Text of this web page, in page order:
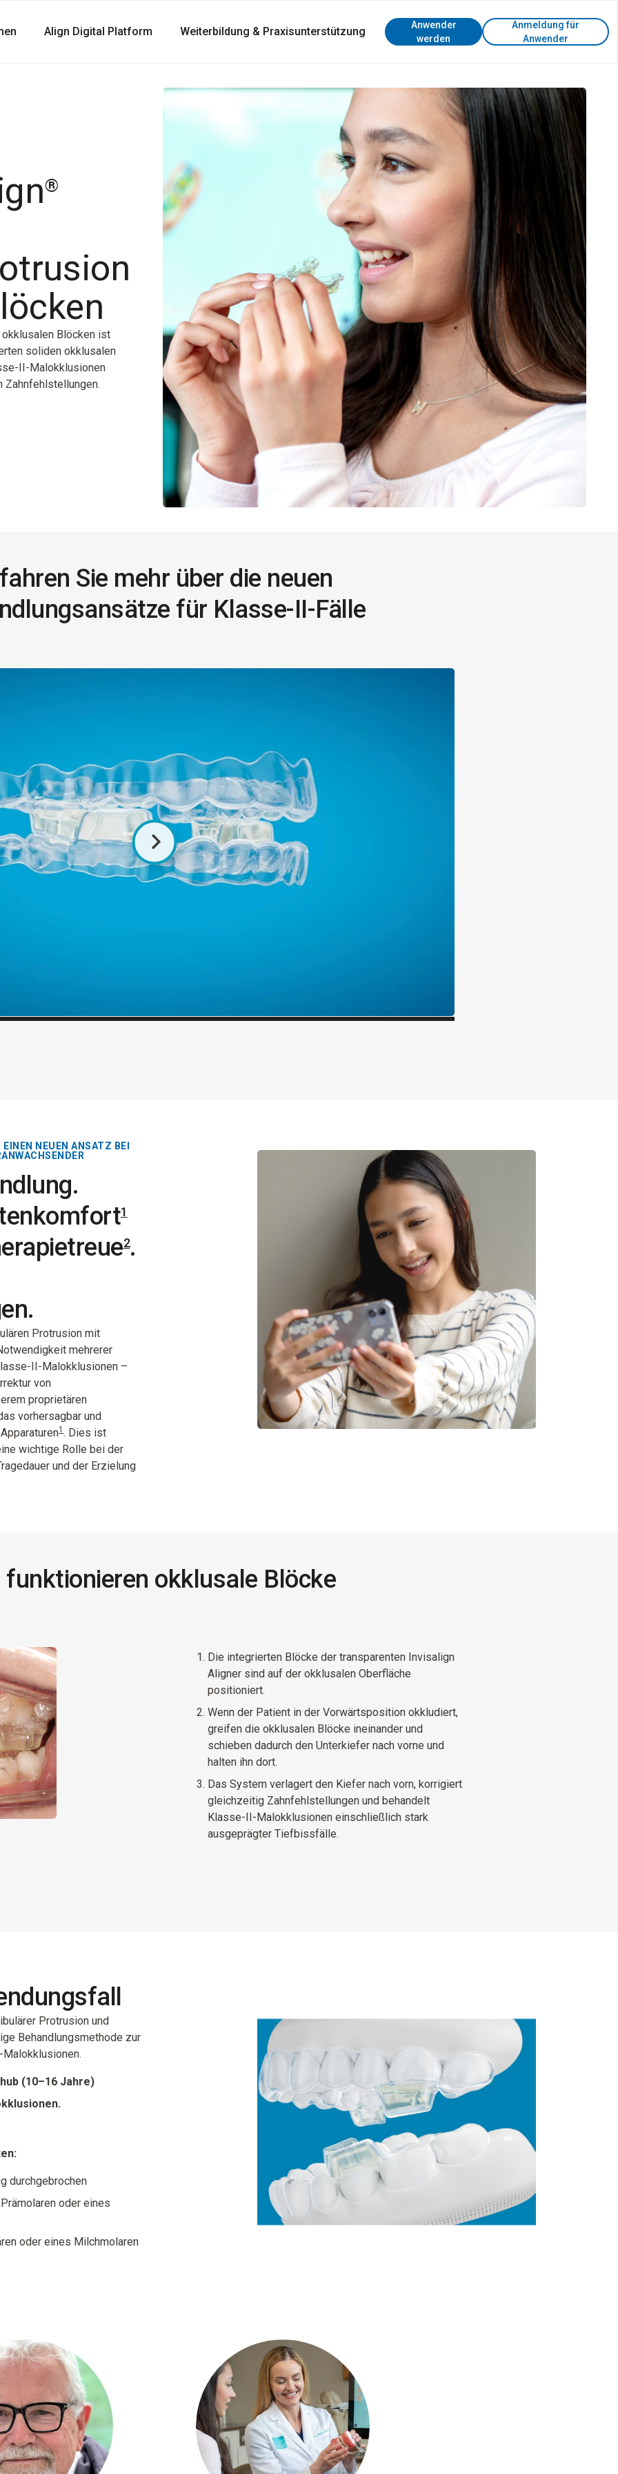
Align Digital Platform Weiterbildung & Praxisunterstützung
Anwender
werden
Anmeldung für
Anwender
®
Blöcken ist
soliden okklusalen
II-Malokklusionen
Sie mehr über die neuen
für Klasse-II-Fälle
NEUEN ANSATZ BEI
1
2.
Protrusion mit
mehrerer
II-Malokklusionen –
von
proprietären
vorhersagbar und
1 . Dies ist
wichtige Rolle bei der
und der Erzielung
funktionieren okklusale Blöcke
Die integrierten Blöcke der transparenten Invisalign
Aligner sind auf der okklusalen Oberfläche
positioniert.
Wenn der Patient in der Vorwärtsposition okkludiert,
greifen die okklusalen Blöcke ineinander und
schieben dadurch den Unterkiefer nach vorne und
halten ihn dort.
Das System verlagert den Kiefer nach vorn, korrigiert
gleichzeitig Zahnfehlstellungen und behandelt
Klasse-II-Malokklusionen einschließlich stark
ausgeprägter Tiefbissfälle.
Protrusion und
Behandlungsmethode zur
(10–16 Jahre)
durchgebrochen
oder eines
oder eines Milchmolaren